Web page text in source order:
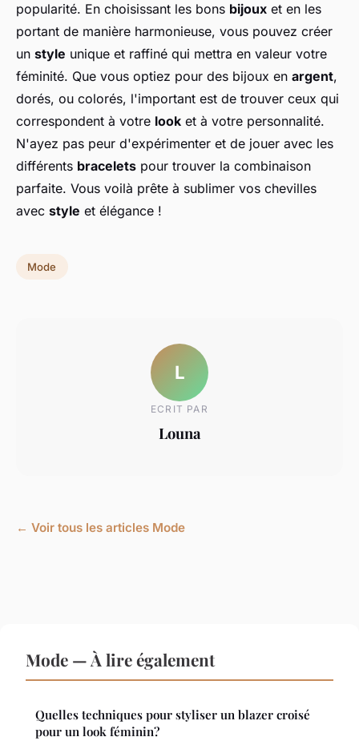
popularité. En choisissant les bons bijoux et en les
portant de manière harmonieuse, vous pouvez créer
un style unique et raffiné qui mettra en valeur votre
féminité. Que vous optiez pour des bijoux en argent,
dorés, ou colorés, l'important est de trouver ceux qui
correspondent à votre look et à votre personnalité.
N'ayez pas peur d'expérimenter et de jouer avec les
différents bracelets pour trouver la combinaison
parfaite. Vous voilà prête à sublimer vos chevilles
avec style et élégance !
Mode
L
ECRIT PAR
Louna
← Voir tous les articles Mode
Mode — À lire également
Quelles techniques pour styliser un blazer croisé
pour un look féminin?